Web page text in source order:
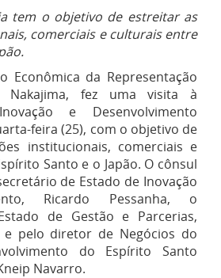
tem o objetivo de estreitar as
comerciais e culturais entre
Econômica da Representação
Nakajima, fez uma visita à
e Desenvolvimento
feira (25), com o objetivo de
institucionais, comerciais e
Santo e o Japão. O cônsul
de Estado de Inovação
Ricardo Pessanha, o
de Gestão e Parcerias,
e pelo diretor de Negócios do
do Espírito Santo
Navarro.